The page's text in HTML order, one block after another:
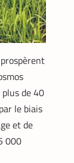
de 40
le biais
et de
000